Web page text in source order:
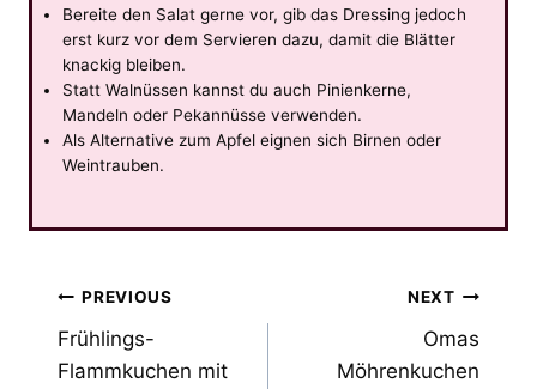
Bereite den Salat gerne vor, gib das Dressing jedoch
erst kurz vor dem Servieren dazu, damit die Blätter
knackig bleiben.
Statt Walnüssen kannst du auch Pinienkerne,
Mandeln oder Pekannüsse verwenden.
Als Alternative zum Apfel eignen sich Birnen oder
Weintrauben.
Post
navigation
PREVIOUS
Frühlings-
Flammkuchen mit
NEXT
Omas
Möhrenkuchen